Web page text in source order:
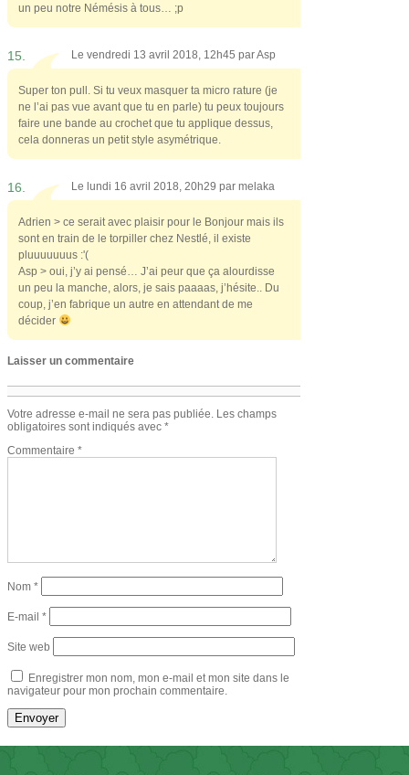
un peu notre Némésis à tous… ;p
15. Le vendredi 13 avril 2018, 12h45 parAsp
Super ton pull. Si tu veux masquer ta micro rature (je
ne l’ai pas vue avant que tu en parle) tu peux toujours
faire une bande au crochet que tu applique dessus,
cela donneras un petit style asymétrique.
16. Le lundi 16 avril 2018, 20h29 par melaka
Adrien > ce serait avec plaisir pour le Bonjour mais ils
sont en train de le torpiller chez Nestlé, il existe
pluuuuuuus :'(
Asp > oui, j’y ai pensé… J’ai peur que ça alourdisse
un peu la manche, alors, je sais paaaas, j’hésite.. Du
coup, j’en fabrique un autre en attendant de me
décider
Laisser un commentaire
Votre adresse e-mail ne sera pas publiée. Les champs
obligatoires sont indiqués avec *
Commentaire *
Nom *
E-mail *
Site web
Enregistrer mon nom, mon e-mail et mon site dans le
navigateur pour mon prochain commentaire.